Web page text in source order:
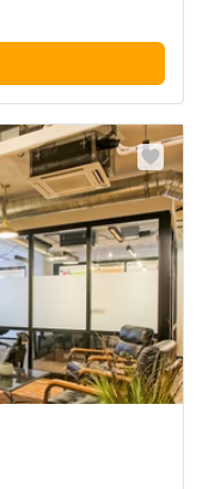
Centrum